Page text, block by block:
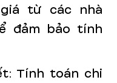
từ các nhà
đảm bảo tính
Tính toán chi